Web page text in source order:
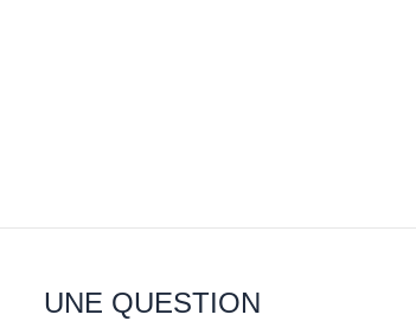
UNE QUESTION